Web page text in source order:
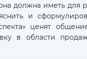
должна иметь для
и
ценят
в области